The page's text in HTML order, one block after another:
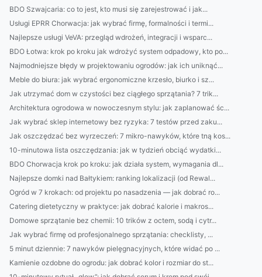
BDO Szwajcaria: co to jest, kto musi się zarejestrować i jak...
Usługi EPRR Chorwacja: jak wybrać firmę, formalności i termi...
Najlepsze usługi VeVA: przegląd wdrożeń, integracji i wsparc...
BDO Łotwa: krok po kroku jak wdrożyć system odpadowy, kto po...
Najmodniejsze błędy w projektowaniu ogrodów: jak ich uniknąć...
Meble do biura: jak wybrać ergonomiczne krzesło, biurko i sz...
Jak utrzymać dom w czystości bez ciągłego sprzątania? 7 trik...
Architektura ogrodowa w nowoczesnym stylu: jak zaplanować śc...
Jak wybrać sklep internetowy bez ryzyka: 7 testów przed zaku...
Jak oszczędzać bez wyrzeczeń: 7 mikro-nawyków, które tną kos...
10-minutowa lista oszczędzania: jak w tydzień obciąć wydatki...
BDO Chorwacja krok po kroku: jak działa system, wymagania dl...
Najlepsze domki nad Bałtykiem: ranking lokalizacji (od Rewal...
Ogród w 7 krokach: od projektu po nasadzenia — jak dobrać ro...
Catering dietetyczny w praktyce: jak dobrać kalorie i makros...
Domowe sprzątanie bez chemii: 10 trików z octem, sodą i cytr...
Jak wybrać firmę od profesjonalnego sprzątania: checklisty, ...
5 minut dziennie: 7 nawyków pielęgnacyjnych, które widać po ...
Kamienie ozdobne do ogrodu: jak dobrać kolor i rozmiar do st...